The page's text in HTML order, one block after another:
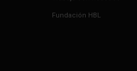
Fundación HBL